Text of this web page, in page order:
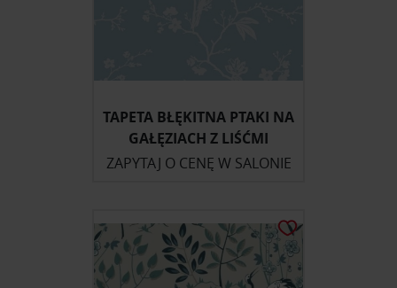
TAPETA BŁĘKITNA PTAKI NA
GAŁĘZIACH Z LIŚĆMI
ZAPYTAJ O CENĘ W SALONIE